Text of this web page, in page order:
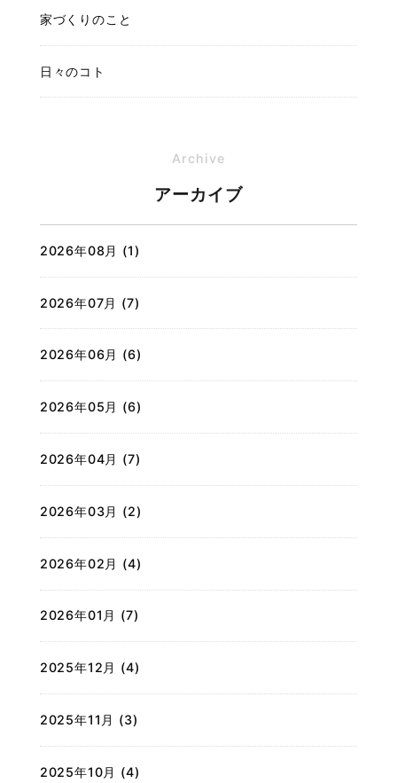
家づくりのこと
日々のコト
Archive
アーカイブ
2026年08月 (1)
2026年07月 (7)
2026年06月 (6)
2026年05月 (6)
2026年04月 (7)
2026年03月 (2)
2026年02月 (4)
2026年01月 (7)
2025年12月 (4)
2025年11月 (3)
2025年10月 (4)